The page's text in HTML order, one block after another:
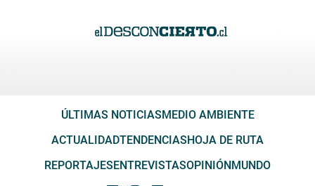
ÚLTIMAS NOTICIAS MEDIO AMBIENTE
ACTUALIDADTENDENCIAS HOJA DE RUTA
REPORTAJES ENTREVISTASOPINIÓN MUNDO